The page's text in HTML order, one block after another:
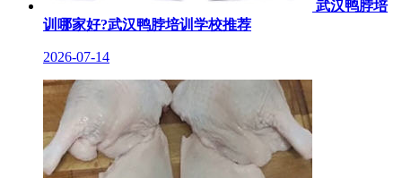
武汉鸭脖培
训哪家好?武汉鸭脖培训学校推荐
2026-07-14